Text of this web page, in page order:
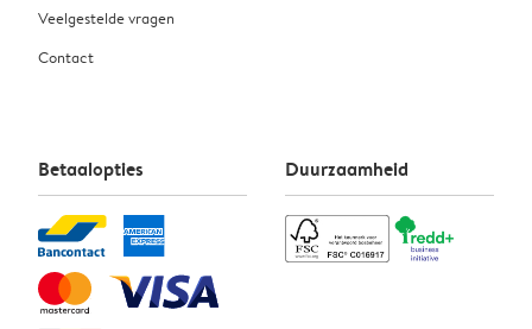
Veelgestelde vragen
Contact
Betaalopties Duurzaamheid